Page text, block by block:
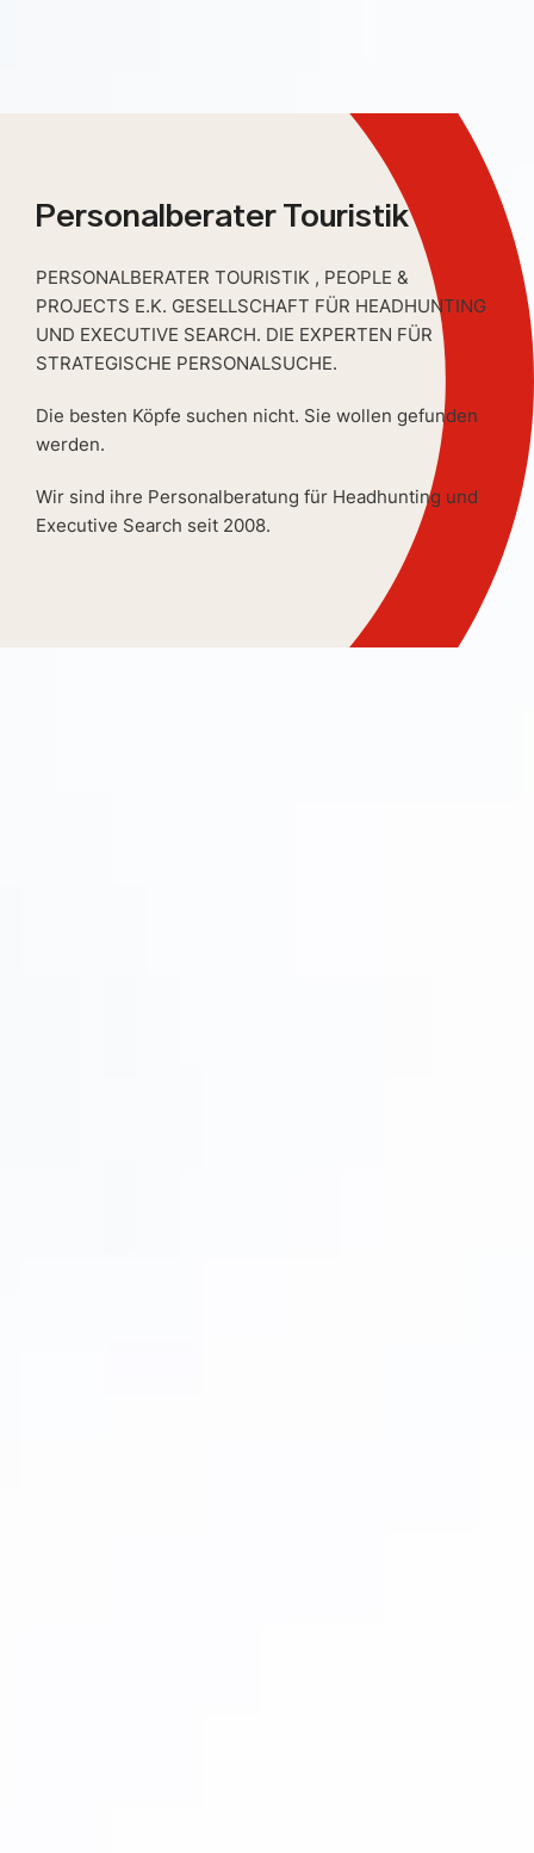
Personalberater Touristik
PERSONALBERATER TOURISTIK , PEOPLE &
PROJECTS E.K. GESELLSCHAFT FÜR HEADHUNTING
UND EXECUTIVE SEARCH. DIE EXPERTEN FÜR
STRATEGISCHE PERSONALSUCHE.
Die besten Köpfe suchen nicht. Sie wollen gefunden
werden.
Wir sind ihre Personalberatung für Headhunting und
Executive Search seit 2008.